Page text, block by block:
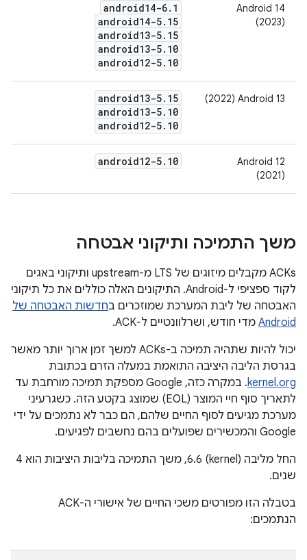
(2023)
android14-6. 1
android14-5. 15
android13-5. 15
android13-5. 10
android12-5. 10
‫Android 13‏ (2022)
android13-5. 15
android13-5. 10
android12-5. 10
(2021)
android12-5. 10
משך התמיכה ותיקוני אבטחה
‫ACKs מקבלים מיזוגים של LTS מ-upstream ותיקוני באגים
לקוד ספציפי ל-Android. התיקונים האלה כוללים את כל תיקוני
האבטחה של ליבת המערכת שמוזכרים בחדשות האבטחה של
Android מדי חודש, ושרלוונטיים ל-ACK.
יכול להיות שתהיה תמיכה ב-ACKs למשך זמן ארוך יותר מאשר
בגרסת הליבה היציבה התואמת במעלה הזרם בכתובת
kernel.org
. במקרה כזה, Google מספקת תמיכה מורחבת עד
לתאריך סוף חיי המוצר (EOL) שמוצג בקטע הזה. כשגרעיני
מערכת מגיעים לסוף החיים שלהם, הם כבר לא נתמכים על ידי
Google והמכשירים שפועלים בהם נחשבים לפגיעים.
החל מליבה (kernel) 6.6, משך התמיכה בליבות היציבות הוא 4
שנים.
בטבלה הזו מפורטים משכי החיים של אישורי ה-ACK
הנתמכים: